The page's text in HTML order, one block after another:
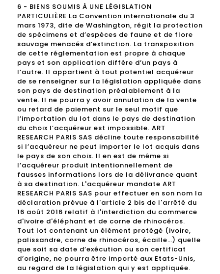
6 - BIENS SOUMIS À UNE LÉGISLATION
PARTICULIÈRE La Convention internationale du 3
mars 1973, dite de Washington, régit la protection
de spécimens et d’espèces de faune et de flore
sauvage menacés d’extinction. La transposition
de cette réglementation est propre à chaque
pays et son application diffère d’un pays à
l’autre. Il appartient à tout potentiel acquéreur
de se renseigner sur la législation appliquée dans
son pays de destination préalablement à la
vente. Il ne pourra y avoir annulation de la vente
ou retard de paiement sur le seul motif que
l’importation du lot dans le pays de destination
du choix l’acquéreur est impossible. ART
RESEARCH PARIS SAS décline toute responsabilité
si l’acquéreur ne peut importer le lot acquis dans
le pays de son choix. Il en est de même si
l’acquéreur produit intentionnellement de
fausses informations lors de la délivrance quant
à sa destination. L'acquéreur mandate ART
RESEARCH PARIS SAS pour effectuer en son nom la
déclaration prévue à l'article 2 bis de l'arrêté du
16 août 2016 relatif à l'interdiction du commerce
d'ivoire d'éléphant et de corne de rhinocéros.
Tout lot contenant un élément protégé (ivoire,
palissandre, corne de rhinocéros, écaille…) quelle
que soit sa date d’exécution ou son certificat
d’origine, ne pourra être importé aux Etats-Unis,
au regard de la législation qui y est appliquée.